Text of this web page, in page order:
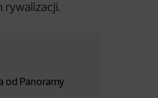
rywalizacji.
od Panoramy